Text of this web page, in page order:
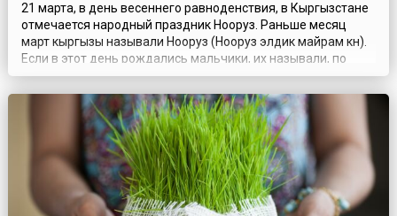
21 марта, в день весеннего равноденствия, в Кыргызстане
отмечается народный праздник Нооруз. Раньше месяц
март кыргызы называли Нооруз (Нооруз элдик майрам күнү).
Если в этот день рождались мальчики, их называли, по
традиции, Ноорузбаями или Ноорузбеками, а девочек
просто Нооруз или Ноорузгуль. Если в этот день выпадал
снег, то это считалось добрым знаком. Даже девичью
красоту в кыргызских ...